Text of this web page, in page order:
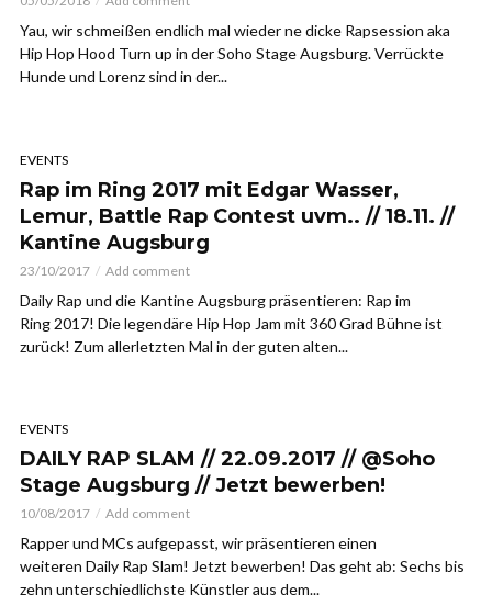
Yau, wir schmeißen endlich mal wieder ne dicke Rapsession aka
Hip Hop Hood Turn up in der Soho Stage Augsburg. Verrückte
Hunde und Lorenz sind in der...
EVENTS
Rap im Ring 2017 mit Edgar Wasser,
Lemur, Battle Rap Contest uvm.. // 18.11. //
Kantine Augsburg
23/10/2017 Add comment
Daily Rap und die Kantine Augsburg präsentieren: Rap im
Ring 2017! Die legendäre Hip Hop Jam mit 360 Grad Bühne ist
zurück! Zum allerletzten Mal in der guten alten...
EVENTS
DAILY RAP SLAM // 22.09.2017 // @Soho
Stage Augsburg // Jetzt bewerben!
10/08/2017 Add comment
Rapper und MCs aufgepasst, wir präsentieren einen
weiteren Daily Rap Slam! Jetzt bewerben! Das geht ab: Sechs bis
zehn unterschiedlichste Künstler aus dem...